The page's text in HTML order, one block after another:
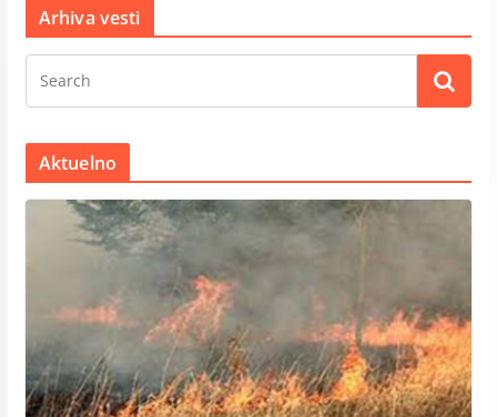
Arhiva vesti
Aktuelno